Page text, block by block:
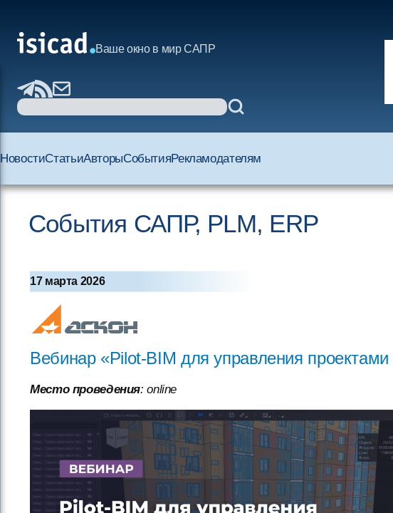
Ваше окно в мир САПР
НовостиСтатьиАвторыСобытияРекламодателям
События САПР, PLM, ERP
17 марта 2026
Вебинар «Pilot-BIM для управления
Место проведения: online